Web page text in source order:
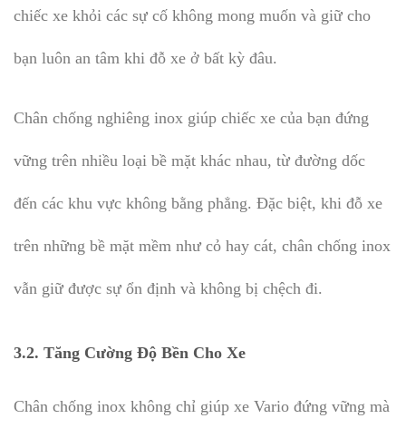
chiếc xe khỏi các sự cố không mong muốn và giữ cho
bạn luôn an tâm khi đỗ xe ở bất kỳ đâu.
Chân chống nghiêng inox giúp chiếc xe của bạn đứng
vững trên nhiều loại bề mặt khác nhau, từ đường dốc
đến các khu vực không bằng phẳng. Đặc biệt, khi đỗ xe
trên những bề mặt mềm như cỏ hay cát, chân chống inox
vẫn giữ được sự ổn định và không bị chệch đi.
3.2. Tăng Cường Độ Bền Cho Xe
Chân chống inox không chỉ giúp xe Vario đứng vững mà